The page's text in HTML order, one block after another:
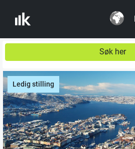
Søk her
Ledig stilling